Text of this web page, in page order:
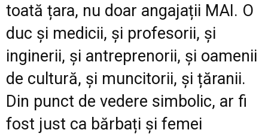
toată țara, nu doar angajații MAI. O
duc și medicii, și profesorii, și
inginerii, și antreprenorii, și oamenii
de cultură, și muncitorii, și țăranii.
Din punct de vedere simbolic, ar fi
fost just ca bărbați și femei